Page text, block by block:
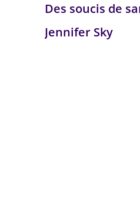
Des soucis de
Jennifer Sky